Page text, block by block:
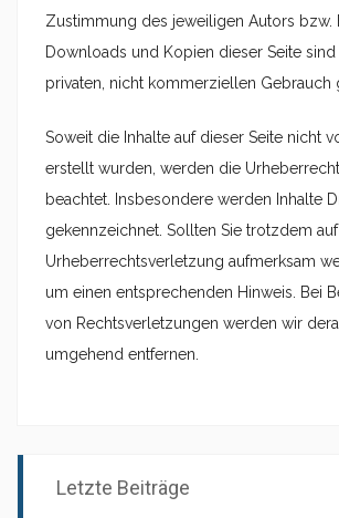
Zustimmung des jeweiligen Autors bzw.
Downloads und Kopien dieser Seite
privaten, nicht kommerziellen Gebrauch
Soweit die Inhalte auf dieser Seite nicht
erstellt wurden, werden die
beachtet. Insbesondere werden Inhalte
gekennzeichnet. Sollten Sie trotzdem
Urheberrechtsverletzung aufmerksam
um einen entsprechenden Hinweis. Bei
von Rechtsverletzungen werden wir
umgehend entfernen.
Letzte Beiträge